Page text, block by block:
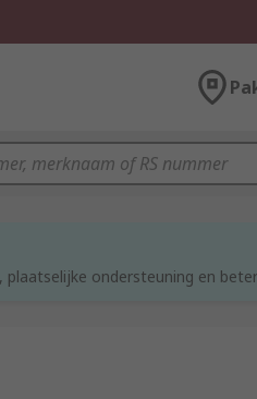
ondersteuning en